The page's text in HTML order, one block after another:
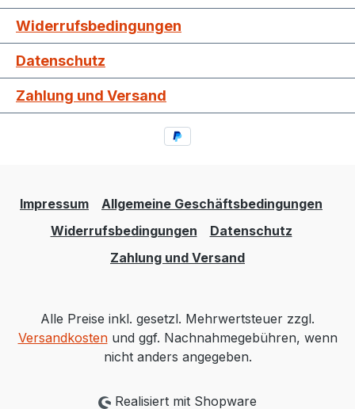
Widerrufsbedingungen
Datenschutz
Zahlung und Versand
Impressum
Allgemeine Geschäftsbedingungen
Widerrufsbedingungen
Datenschutz
Zahlung und Versand
Alle Preise inkl. gesetzl. Mehrwertsteuer zzgl.
Versandkostenund ggf. Nachnahmegebühren, wenn
nicht anders angegeben.
Realisiert mit Shopware